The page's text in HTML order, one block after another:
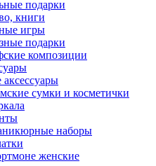
подарки
книги
игры
подарки
композиции
сумки и косметички
наборы
женские